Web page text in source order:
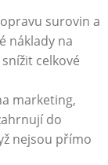
surovin ​a
náklady na
celkové
marketing,
do
nejsou přímo